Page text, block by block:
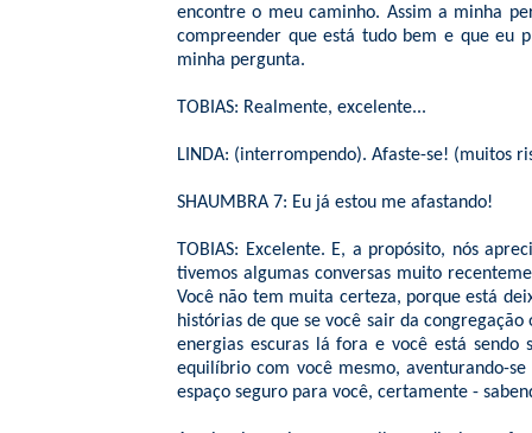
encontre o meu caminho. Assim a minha
compreender que está tudo bem e que eu
minha pergunta.
TOBIAS: Realmente, excelente...
LINDA: (interrompendo). Afaste-se! (muitos
SHAUMBRA 7: Eu já estou me afastando!
TOBIAS: Excelente. E, a propósito, nós
tivemos algumas conversas muito
Você não tem muita certeza, porque está
histórias de que se você sair da
energias escuras lá fora e você está sendo
equilíbrio com você mesmo, aventurando-
espaço seguro para você, certamente -